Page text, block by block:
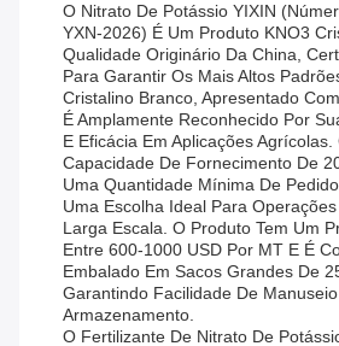
O Nitrato De Potássio YIXIN
YXN-2026) É Um Produto KNO3
Qualidade Originário Da China,
Para Garantir Os Mais Altos
Cristalino Branco, Apresentado
É Amplamente Reconhecido Por
E Eficácia Em Aplicações Agrícolas.
Capacidade De Fornecimento De
Uma Quantidade Mínima De
Uma Escolha Ideal Para
Larga Escala. O Produto Tem Um
Entre 600-1000 USD Por MT E É
Embalado Em Sacos Grandes De
Garantindo Facilidade De
Armazenamento.
O Fertilizante De Nitrato De